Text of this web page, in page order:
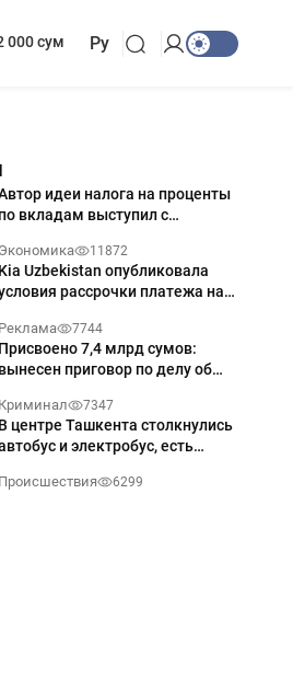
000 сум Ру
идеи налога на проценты
по вкладам выступил с
Экономика 11872
Kia Uzbekistan опубликовала
рассрочки платежа на
годовых
Реклама 7744
Присвоено 7,4 млрд сумов:
вынесен приговор по делу об
Ташкенте
Криминал 7347
В центре Ташкента столкнулись
и электробус, есть
Происшествия 6299